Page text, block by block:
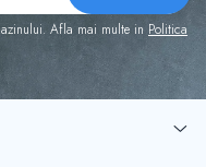
fibra de carbon
Afla mai multe in Politica